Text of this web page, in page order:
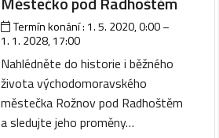
Termín konání : 1. 5. 2020, 0:00–
1. 1. 2028, 17:00
Nahlédněte do historie i běžného
života východomoravského
městečka Rožnov pod Radhoštěm
a sledujte jeho proměny…